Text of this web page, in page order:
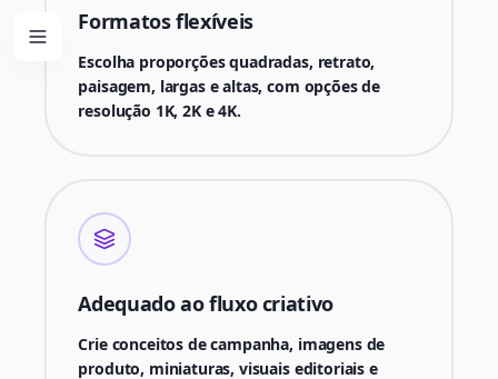
Formatos flexíveis
Escolha proporções quadradas, retrato,
paisagem, largas e altas, com opções de
resolução 1K, 2K e 4K.
Adequado ao fluxo criativo
Crie conceitos de campanha, imagens de
produto, miniaturas, visuais editoriais e